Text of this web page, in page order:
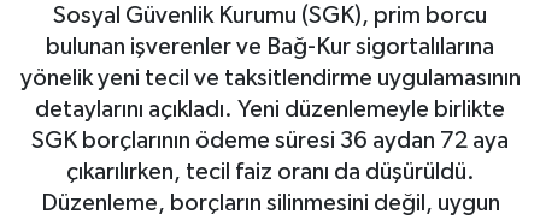
Sosyal Güvenlik Kurumu (SGK), prim borcu
bulunan işverenler ve Bağ-Kur sigortalılarına
yönelik yeni tecil ve taksitlendirme uygulamasının
detaylarını açıkladı. Yeni düzenlemeyle birlikte
SGK borçlarının ödeme süresi 36 aydan 72 aya
çıkarılırken, tecil faiz oranı da düşürüldü.
Düzenleme, borçların silinmesini değil, uygun